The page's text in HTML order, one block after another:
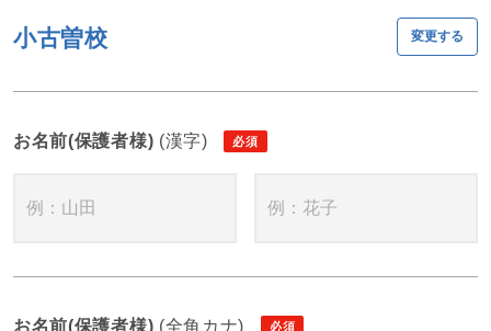
小古曽校 変更する
お名前(保護者様) (漢字)
お名前(保護者様) (全角カナ)